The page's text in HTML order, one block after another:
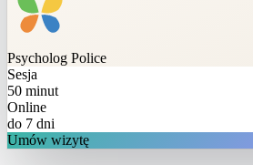
Psycholog Police
Sesja
50 minut
Online
do 7 dni
Umów wizytę